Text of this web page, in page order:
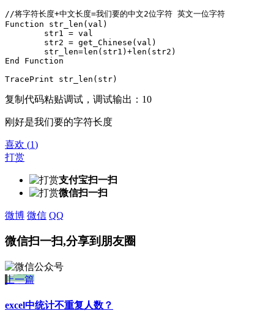
//将字符长度+中文长度=我们要的中文2位字符 英文一位字符
Function str_len(val)
End Function
TracePrint str_len(str)
复制代码粘贴调试，调试输出：10
刚好是我们要的字符长度
喜欢 (1)
打赏
支付宝扫一扫
微信扫一扫
微博 微信 QQ
微信扫一扫,分享到朋友圈
上一篇
excel中统计不重复人数？